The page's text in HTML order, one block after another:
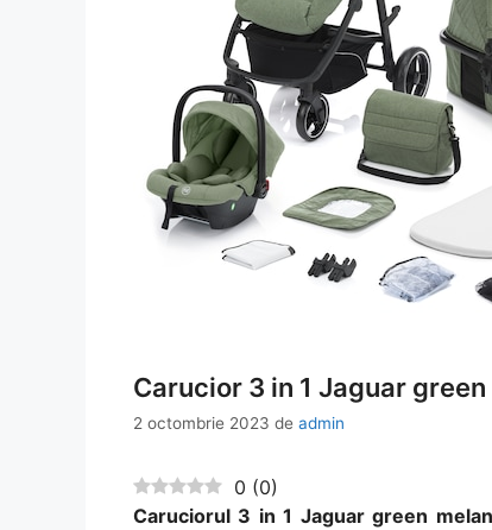
Carucior 3 in 1 Jaguar
2 octombrie 2023 de admin
0 (0)
Caruciorul 3 in 1 Jaguar green